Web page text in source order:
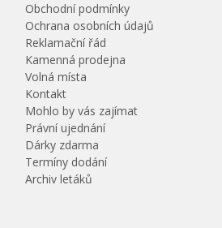
Obchodní podmínky
Ochrana osobních údajů
Reklamační řád
Kamenná prodejna
Volná místa
Kontakt
Mohlo by vás zajímat
Právní ujednání
Dárky zdarma
Termíny dodání
Archiv letáků